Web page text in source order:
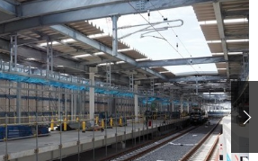
沖縄
愛車 File
ストップ！不具合修理＆粗悪修理
洗車